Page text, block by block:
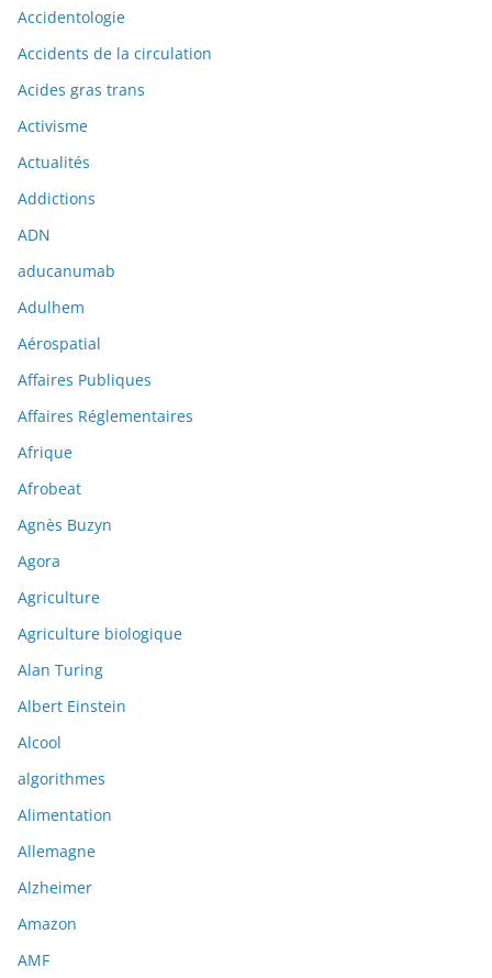
Accidentologie
Accidents de la circulation
Acides gras trans
Activisme
Actualités
Addictions
ADN
aducanumab
Adulhem
Aérospatial
Affaires Publiques
Affaires Réglementaires
Afrique
Afrobeat
Agnès Buzyn
Agora
Agriculture
Agriculture biologique
Alan Turing
Albert Einstein
Alcool
algorithmes
Alimentation
Allemagne
Alzheimer
Amazon
AMF